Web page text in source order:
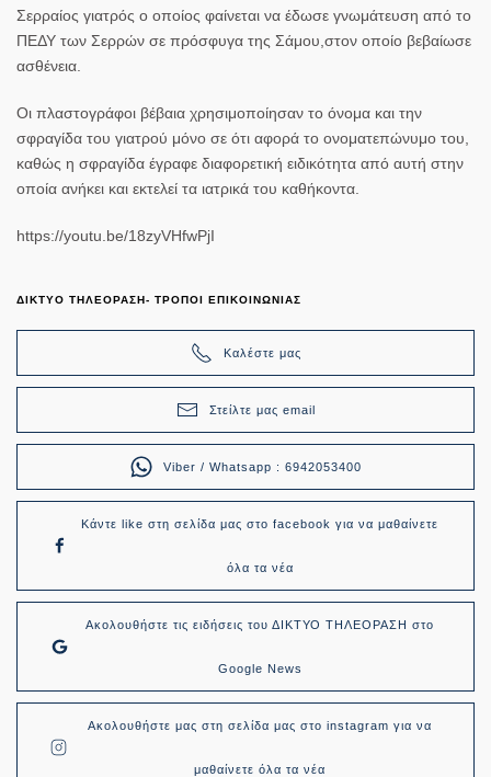
Σερραίος γιατρός ο οποίος φαίνεται να έδωσε γνωμάτευση από το
ΠΕΔΥ των Σερρών σε πρόσφυγα της Σάμου,στον οποίο βεβαίωσε
ασθένεια.
Οι πλαστογράφοι βέβαια χρησιμοποίησαν το όνομα και την
σφραγίδα του γιατρού μόνο σε ότι αφορά το ονοματεπώνυμο του,
καθώς η σφραγίδα έγραφε διαφορετική ειδικότητα από αυτή στην
οποία ανήκει και εκτελεί τα ιατρικά του καθήκοντα.
https://youtu.be/18zyVHfwPjI
ΔΙΚΤΥΟ ΤΗΛΕΟΡΑΣΗ- ΤΡΟΠΟΙ ΕΠΙΚΟΙΝΩΝΙΑΣ
Καλέστε μας
Στείλτε μας email
Viber / Whatsapp : 6942053400
Κάντε like στη σελίδα μας στο facebook για να μαθαίνετε
όλα τα νέα
Ακολουθήστε τις ειδήσεις του ΔΙΚΤΥΟ ΤΗΛΕΟΡΑΣΗ στο
Google News
Ακολουθήστε μας στη σελίδα μας στο instagram για να
μαθαίνετε όλα τα νέα